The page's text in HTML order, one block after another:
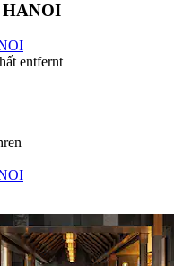
HANOI
entfernt